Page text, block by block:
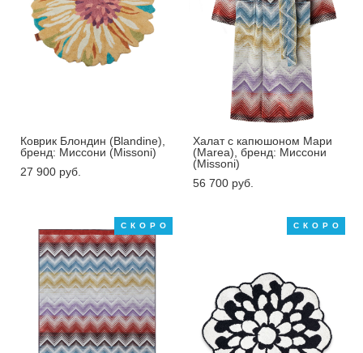
Коврик Блондин (Blandine),
бренд: Миссони (Missoni)
27 900 pуб.
Xалат с капюшоном Мари
(Marea), бренд: Миссони
(Missoni)
56 700 pуб.
СКОРО СКОРО